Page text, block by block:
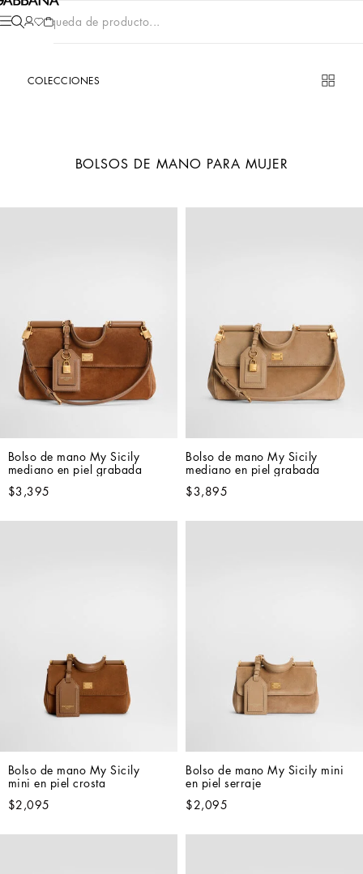
Búsqueda de producto...
COLECCIONES
BOLSOS DE MANO PARA MUJER
Bolso de mano My Sicily
mediano en piel grabada
$3,395
Bolso de mano My Sicily
mediano en piel grabada
$3,895
Bolso de mano My Sicily
mini en piel crosta
$2,095
Bolso de mano My Sicily mini
en piel serraje
$2,095